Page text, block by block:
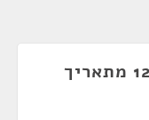
ישיבת ועדה של הכנסת ה-12 מתאריך